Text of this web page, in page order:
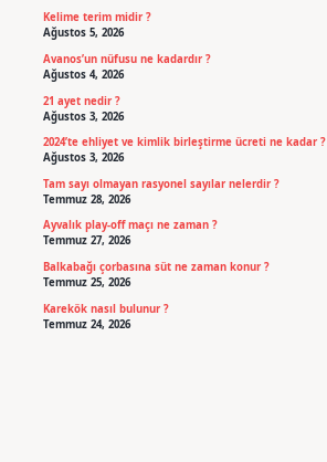
Kelime terim midir ?
Ağustos 5, 2026
Avanos’un nüfusu ne kadardır ?
Ağustos 4, 2026
21 ayet nedir ?
Ağustos 3, 2026
2024’te ehliyet ve kimlik birleştirme ücreti ne kadar ?
Ağustos 3, 2026
Tam sayı olmayan rasyonel sayılar nelerdir ?
Temmuz 28, 2026
Ayvalık play-off maçı ne zaman ?
Temmuz 27, 2026
Balkabağı çorbasına süt ne zaman konur ?
Temmuz 25, 2026
Karekök nasıl bulunur ?
Temmuz 24, 2026